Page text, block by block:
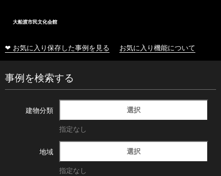
大船渡市民文化会館
❤ お気に入り保存した事例を見る お気に入り機能について
事例を検索する
建物分類 選択
指定なし
地域 選択
指定なし